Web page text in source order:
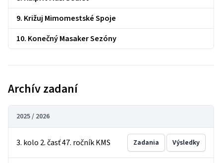
9. Križuj Mimomestské Spoje
10. Konečný Masaker Sezóny
Archív zadaní
2025 / 2026
3. kolo 2. časť 47. ročník KMS Zadania Výsledky